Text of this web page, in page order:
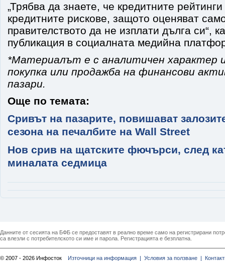
„Трябва да знаете, че кредитните
кредитните рискове, защото оценяват
правителството да не изплати дълга си“,
публикация в социалната медийна
*Материалът е с аналитичен характер
покупка или продажба на финансови
пазари.
Още по темата:
Сривът на пазарите, повишават
сезона на печалбите на Wall Street
Нов срив на щатските фючърси, след
миналата седмица
Данните от сесията на БФБ се предоставят в реално време само на регистрирани
са влезли с потребителското си име и парола. Регистрацията е безплатна.
© 2007 - 2026 Инфосток Източници на информация | Условия за ползване |